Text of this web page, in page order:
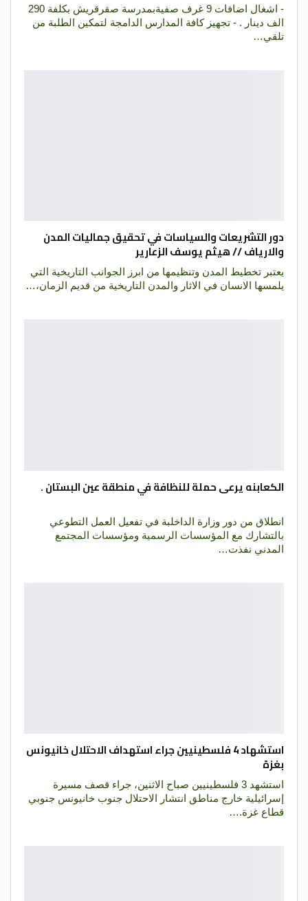
- اشغال اضافات 9 غرف صفيةبمدرسة صقرقريش بكلفة 290
الف دينار . - تجهيز كافة المدارس الدامجة لتمكين الطلبة من
تلقي…
دور التشريعات والسياسات في تحقيق جماليات المدن
والارياف // هيثم يوسف الزعارير
يعتبر تخطيط المدن وتنظيمها من ابرز الجوانب التاريخية التي
يلمسها الانسان في الاثار والمدن التاريخية من قديم الزمان،…
الكعابنه يرعى حملة للنظافة في منطقة عين البستان .
انطلاق من دور وزارة الداخلبة في تفعيل العمل التطوعي
بالتشارك مع المؤسسات الرسمية ومؤسسات المجتمع
المدني نفذت…
استشهاد 4 فلسطينيين جراء استهداف الاحتلال خانيونس
بغزة
استشهد 3 فلسطينيين صباح الاثنين، جراء قصف مسيرة
إسرائيلية خارج مناطق انتشار الاحتلال جنوب خانيونس جنوبي
قطاع غزة.…